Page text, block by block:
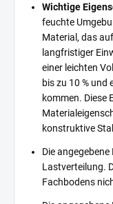
Wichtige
feuchte
Material, das
langfristiger
einer leichten
bis zu 10 %
kommen. Diese
konstruktive
Die
Lastverteilung.
Fachbodens